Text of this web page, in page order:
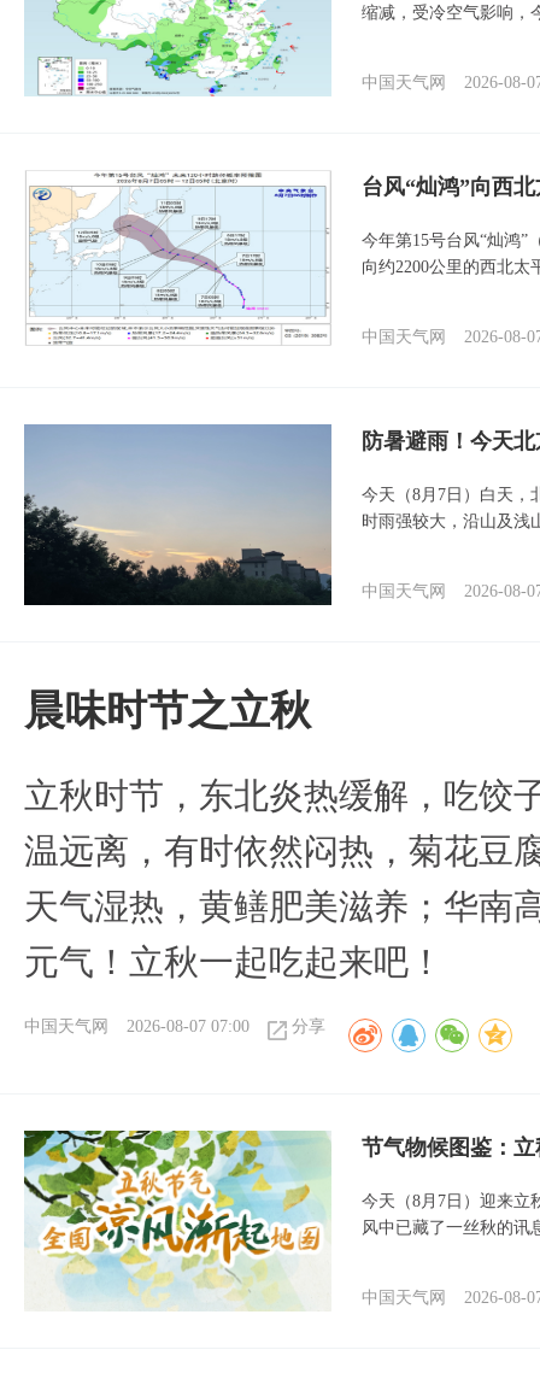
缩减，受冷空气影响，
中国天气网 2026-08-
台风“灿鸿”向西
今年第15号台风“灿鸿”
向约2200公里的西北太
中国天气网 2026-08-
防暑避雨！今天
今天（8月7日）白天，
时雨强较大，沿山及浅
中国天气网 2026-08-
晨味时节之立秋
立秋时节，东北炎热缓解，吃饺
温远离，有时依然闷热，菊花豆
天气湿热，黄鳝肥美滋养；华南
元气！立秋一起吃起来吧！
中国天气网 2026-08-07 07:00 分享
节气物候图鉴：
今天（8月7日）迎来立
风中已藏了一丝秋的讯
中国天气网 2026-08-